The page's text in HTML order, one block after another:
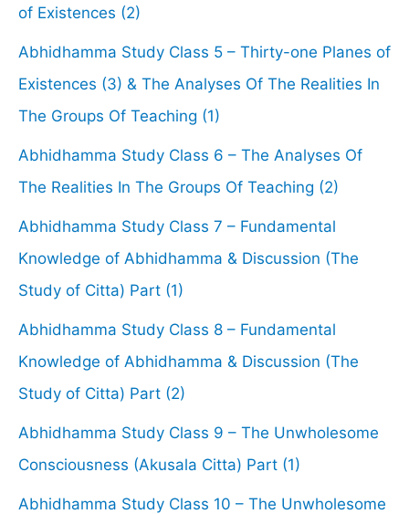
of Existences (2)
Abhidhamma Study Class 5 – Thirty-one Planes of
Existences (3) & The Analyses Of The Realities In
The Groups Of Teaching (1)
Abhidhamma Study Class 6 – The Analyses Of
The Realities In The Groups Of Teaching (2)
Abhidhamma Study Class 7 – Fundamental
Knowledge of Abhidhamma & Discussion (The
Study of Citta) Part (1)
Abhidhamma Study Class 8 – Fundamental
Knowledge of Abhidhamma & Discussion (The
Study of Citta) Part (2)
Abhidhamma Study Class 9 – The Unwholesome
Consciousness (Akusala Citta) Part (1)
Abhidhamma Study Class 10 – The Unwholesome